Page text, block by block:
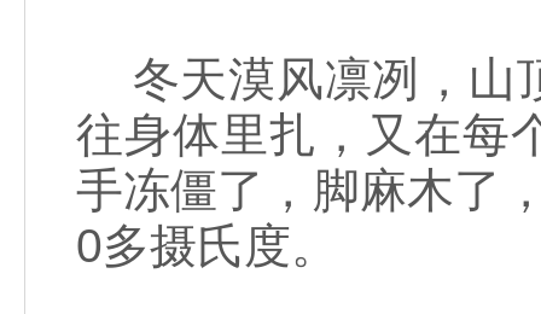
冬天漠风凛冽，山
往身体里扎，又在每
手冻僵了，脚麻木了
0多摄氏度。